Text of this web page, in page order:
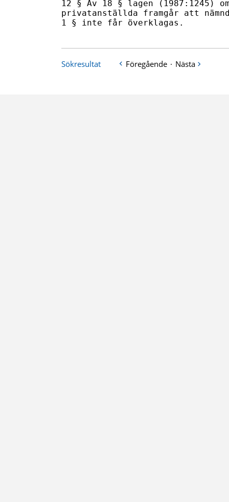
12 § Av 18 § lagen (1987:1245)
privatanställda framgår att
1 § inte får överklagas.
Sökresultat Föregående · Nästa